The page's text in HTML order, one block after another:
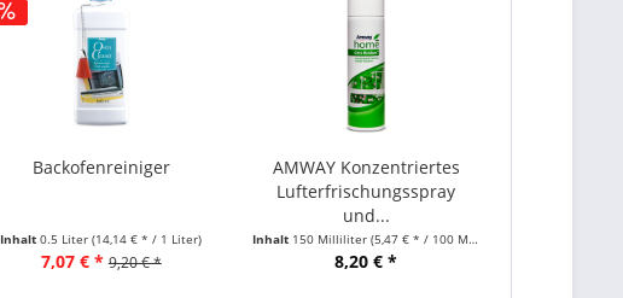
Backofenreiniger
Inhalt0.5 Liter(14,14 € * / 1 Liter)
7,07 € * 9,20 € *
AMWAY Konzentriertes
Lufterfrischungsspray
und...
Inhalt 150 Milliliter (5,47 € * / 100 Milliliter)
8,20 € *